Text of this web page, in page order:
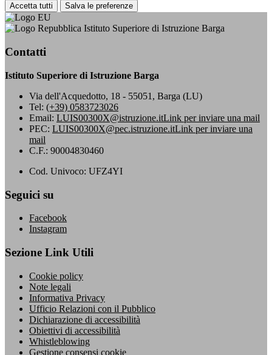
Accetta tutti Salva le preferenze
Istituto Superiore di Istruzione Barga
Contatti
Istituto Superiore di Istruzione Barga
Via dell'Acquedotto, 18 - 55051, Barga (LU)
Tel: (+39) 0583723026
Email: LUIS00300X@istruzione.itLink per inviare una mail
PEC: LUIS00300X@pec.istruzione.itLink per inviare una
mail
C.F.: 90004830460
Cod. Univoco: UFZ4YI
Seguici su
Facebook
Instagram
Sezione Link Utili
Cookie policy
Note legali
Informativa Privacy
Ufficio Relazioni con il Pubblico
Dichiarazione di accessibilità
Obiettivi di accessibilità
Whistleblowing
Gestione consensi cookie